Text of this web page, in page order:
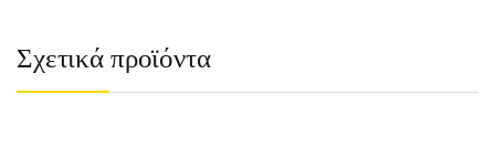
Σχετικά προϊόντα